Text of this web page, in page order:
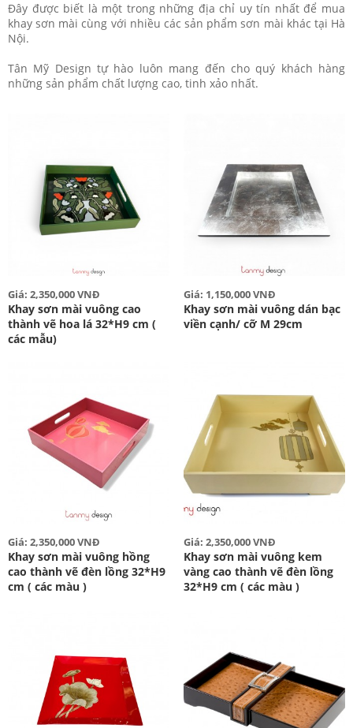
Đây được biết là một trong những địa chỉ uy tín nhất để mua
khay sơn mài cùng với nhiều các sản phẩm sơn mài khác tại Hà
Nội.
Tân Mỹ Design tự hào luôn mang đến cho quý khách hàng
những sản phẩm chất lượng cao, tinh xảo nhất.
Giá: 2,350,000 VNĐ
Khay sơn mài vuông cao
thành vẽ hoa lá 32*H9 cm (
các mẫu)
Giá: 1,150,000 VNĐ
Khay sơn mài vuông dán bạc
viền cạnh/ cỡ M 29cm
Giá: 2,350,000 VNĐ
Khay sơn mài vuông hồng
cao thành vẽ đèn lồng 32*H9
cm ( các màu )
Giá: 2,350,000 VNĐ
Khay sơn mài vuông kem
vàng cao thành vẽ đèn lồng
32*H9 cm ( các màu )